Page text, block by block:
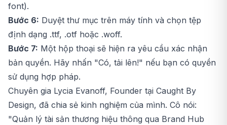
font).
Bước 6: Duyệt thư mục trên máy tính và chọn tệp
định dạng .ttf, .otf hoặc .woff.
Bước 7: Một hộp thoại sẽ hiện ra yêu cầu xác nhận
bản quyền. Hãy nhấn "Có, tải lên!" nếu bạn có quyền
sử dụng hợp pháp.
Chuyên gia Lycia Evanoff, Founder tại Caught By
Design, đã chia sẻ kinh nghiệm của mình. Cô nói:
"Quản lý tài sản thương hiệu thông qua Brand Hub